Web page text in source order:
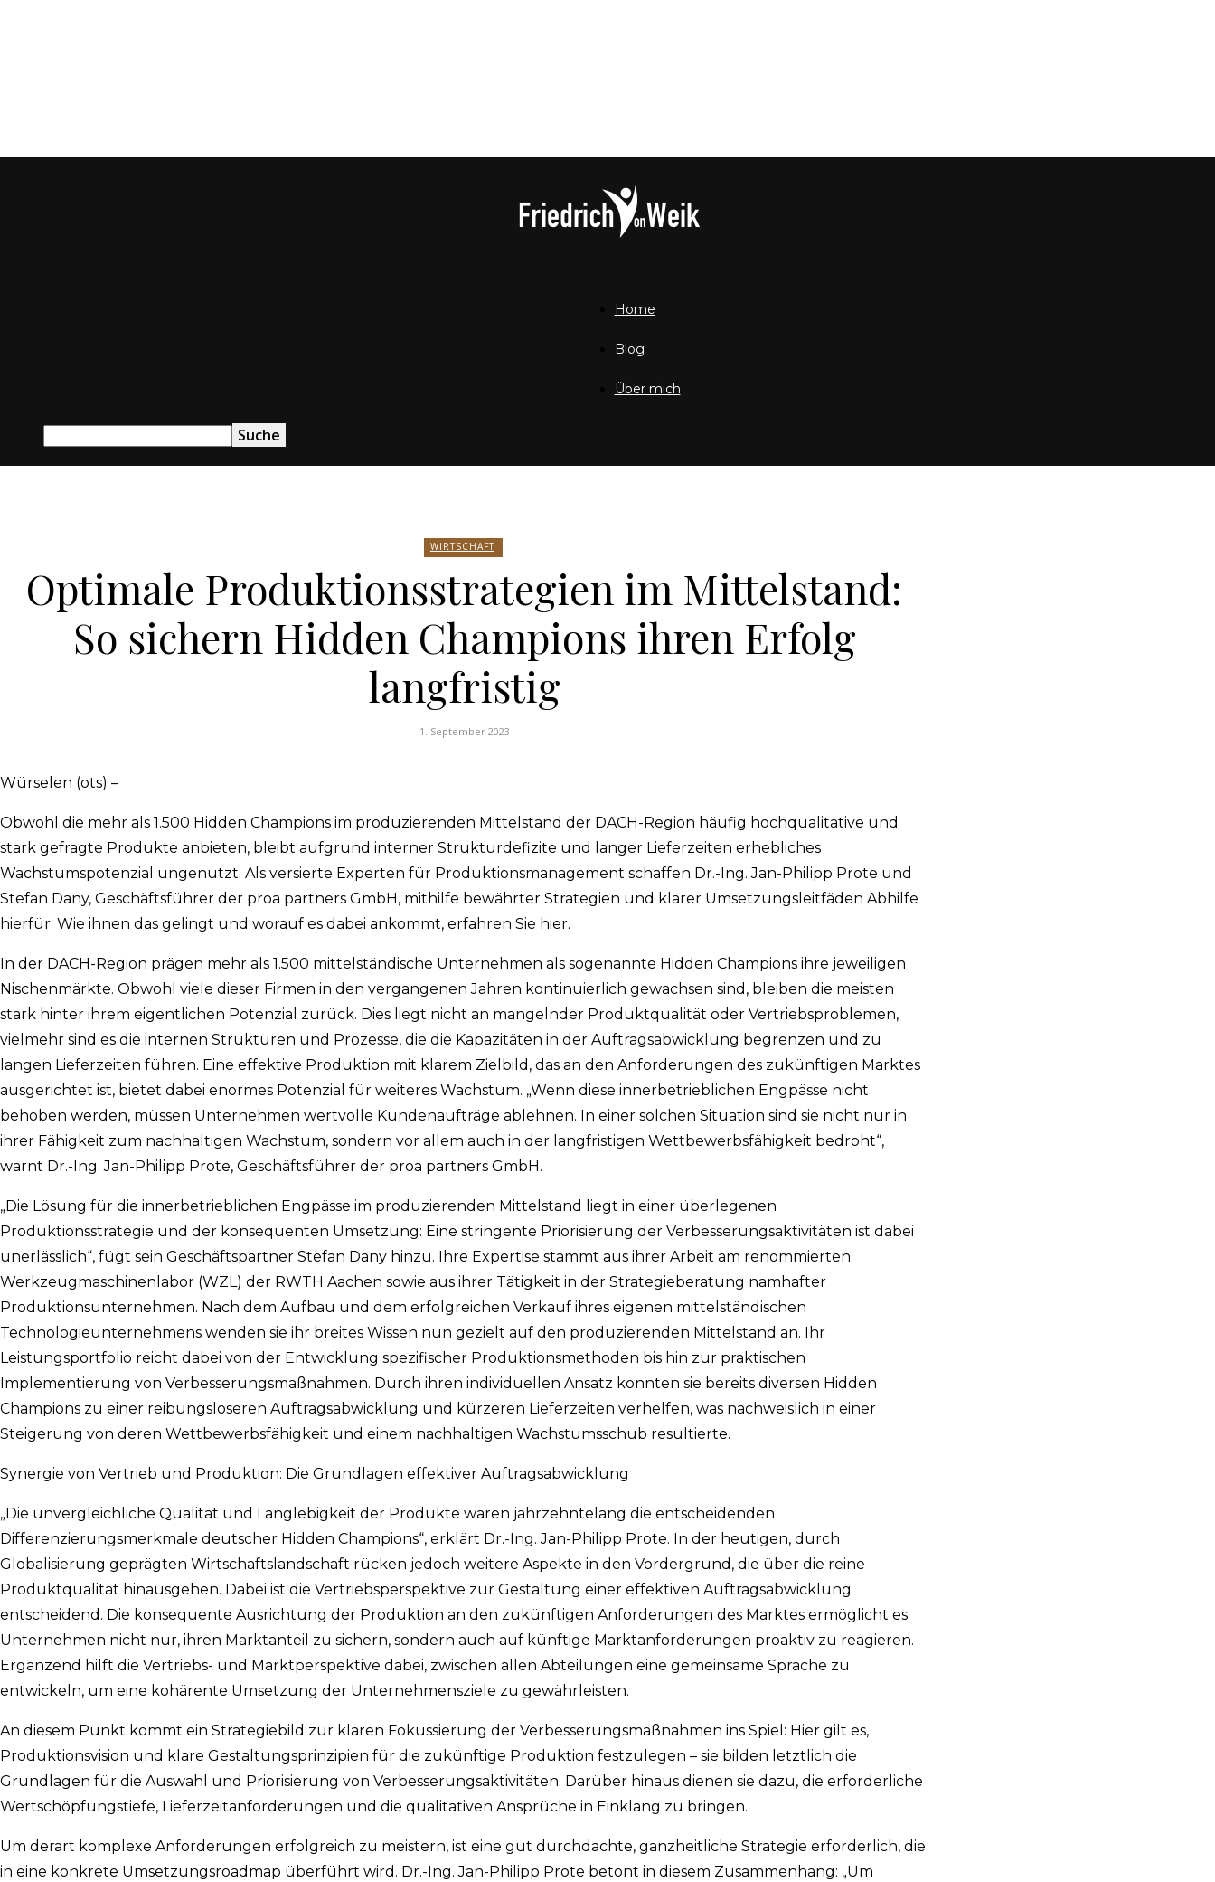
Friedrich
Home
Blog
Über mich
WIRTSCHAFT
Optimale Produktionsstrategien im Mittelstand:
So sichern Hidden Champions ihren Erfolg
langfristig
1. September 2023
Würselen (ots) –
Obwohl die mehr als 1.500 Hidden Champions im produzierenden Mittelstand der DACH-Region häufig hochqualitative und
stark gefragte Produkte anbieten, bleibt aufgrund interner Strukturdefizite und langer Lieferzeiten erhebliches
Wachstumspotenzial ungenutzt. Als versierte Experten für Produktionsmanagement schaffen Dr.-Ing. Jan-Philipp Prote und
Stefan Dany, Geschäftsführer der proa partners GmbH, mithilfe bewährter Strategien und klarer Umsetzungsleitfäden Abhilfe
hierfür. Wie ihnen das gelingt und worauf es dabei ankommt, erfahren Sie hier.
In der DACH-Region prägen mehr als 1.500 mittelständische Unternehmen als sogenannte Hidden Champions ihre jeweiligen
Nischenmärkte. Obwohl viele dieser Firmen in den vergangenen Jahren kontinuierlich gewachsen sind, bleiben die meisten
stark hinter ihrem eigentlichen Potenzial zurück. Dies liegt nicht an mangelnder Produktqualität oder Vertriebsproblemen,
vielmehr sind es die internen Strukturen und Prozesse, die die Kapazitäten in der Auftragsabwicklung begrenzen und zu
langen Lieferzeiten führen. Eine effektive Produktion mit klarem Zielbild, das an den Anforderungen des zukünftigen Marktes
ausgerichtet ist, bietet dabei enormes Potenzial für weiteres Wachstum. „Wenn diese innerbetrieblichen Engpässe nicht
behoben werden, müssen Unternehmen wertvolle Kundenaufträge ablehnen. In einer solchen Situation sind sie nicht nur in
ihrer Fähigkeit zum nachhaltigen Wachstum, sondern vor allem auch in der langfristigen Wettbewerbsfähigkeit bedroht“,
warnt Dr.-Ing. Jan-Philipp Prote, Geschäftsführer der proa partners GmbH.
„Die Lösung für die innerbetrieblichen Engpässe im produzierenden Mittelstand liegt in einer überlegenen
Produktionsstrategie und der konsequenten Umsetzung: Eine stringente Priorisierung der Verbesserungsaktivitäten ist dabei
unerlässlich“, fügt sein Geschäftspartner Stefan Dany hinzu. Ihre Expertise stammt aus ihrer Arbeit am renommierten
Werkzeugmaschinenlabor (WZL) der RWTH Aachen sowie aus ihrer Tätigkeit in der Strategieberatung namhafter
Produktionsunternehmen. Nach dem Aufbau und dem erfolgreichen Verkauf ihres eigenen mittelständischen
Technologieunternehmens wenden sie ihr breites Wissen nun gezielt auf den produzierenden Mittelstand an. Ihr
Leistungsportfolio reicht dabei von der Entwicklung spezifischer Produktionsmethoden bis hin zur praktischen
Implementierung von Verbesserungsmaßnahmen. Durch ihren individuellen Ansatz konnten sie bereits diversen Hidden
Champions zu einer reibungsloseren Auftragsabwicklung und kürzeren Lieferzeiten verhelfen, was nachweislich in einer
Steigerung von deren Wettbewerbsfähigkeit und einem nachhaltigen Wachstumsschub resultierte.
Synergie von Vertrieb und Produktion: Die Grundlagen effektiver Auftragsabwicklung
„Die unvergleichliche Qualität und Langlebigkeit der Produkte waren jahrzehntelang die entscheidenden
Differenzierungsmerkmale deutscher Hidden Champions“, erklärt Dr.-Ing. Jan-Philipp Prote. In der heutigen, durch
Globalisierung geprägten Wirtschaftslandschaft rücken jedoch weitere Aspekte in den Vordergrund, die über die reine
Produktqualität hinausgehen. Dabei ist die Vertriebsperspektive zur Gestaltung einer effektiven Auftragsabwicklung
entscheidend. Die konsequente Ausrichtung der Produktion an den zukünftigen Anforderungen des Marktes ermöglicht es
Unternehmen nicht nur, ihren Marktanteil zu sichern, sondern auch auf künftige Marktanforderungen proaktiv zu reagieren.
Ergänzend hilft die Vertriebs- und Marktperspektive dabei, zwischen allen Abteilungen eine gemeinsame Sprache zu
entwickeln, um eine kohärente Umsetzung der Unternehmensziele zu gewährleisten.
An diesem Punkt kommt ein Strategiebild zur klaren Fokussierung der Verbesserungsmaßnahmen ins Spiel: Hier gilt es,
Produktionsvision und klare Gestaltungsprinzipien für die zukünftige Produktion festzulegen – sie bilden letztlich die
Grundlagen für die Auswahl und Priorisierung von Verbesserungsaktivitäten. Darüber hinaus dienen sie dazu, die erforderliche
Wertschöpfungstiefe, Lieferzeitanforderungen und die qualitativen Ansprüche in Einklang zu bringen.
Um derart komplexe Anforderungen erfolgreich zu meistern, ist eine gut durchdachte, ganzheitliche Strategie erforderlich, die
in eine konkrete Umsetzungsroadmap überführt wird. Dr.-Ing. Jan-Philipp Prote betont in diesem Zusammenhang: „Um